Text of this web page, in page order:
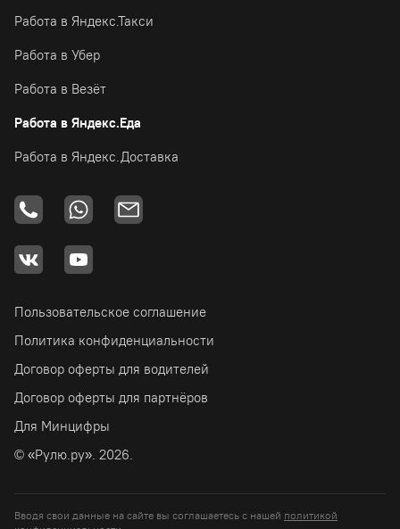
Работа в Яндекс.Такси
Работа в Убер
Работа в Везёт
Работа в Яндекс.Еда
Работа в Яндекс.Доставка
Пользовательское соглашение
Политика конфиденциальности
Договор оферты для водителей
Договор оферты для партнёров
Для Минцифры
© «Рулю.ру». 2026.
Вводя свои данные на сайте вы соглашаетесь с нашей политикой